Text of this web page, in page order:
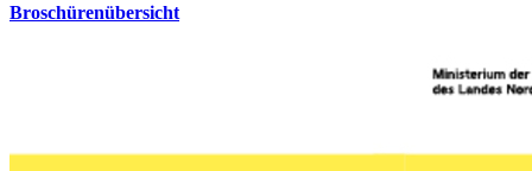
Broschürenübersicht